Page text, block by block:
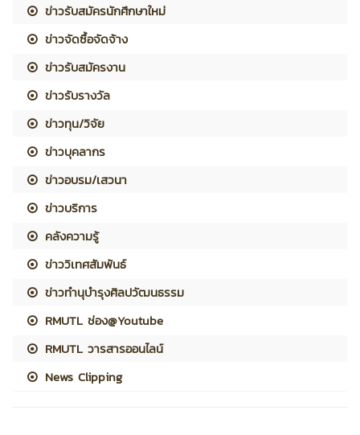
ข่าวรับสมัครนักศึกษาใหม่
ข่าวจัดซื้อจัดจ้าง
ข่าวรับสมัครงาน
ข่าวรับรางวัล
ข่าวทุน/วิจัย
ข่าวบุคลากร
ข่าวอบรม/เสวนา
ข่าวบริการ
คลังความรู้
ข่าววิเทศสัมพันธ์
ข่าวทำนุบำรุงศิลปวัฒนธรรม
RMUTL ช่อง@Youtube
RMUTL วารสารออนไลน์
News Clipping